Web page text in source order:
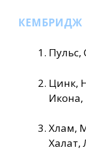
КЕМБРИДЖ
Пульс,
Цинк,
Хлам,
Халат,